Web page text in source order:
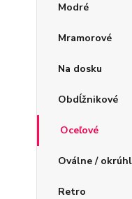
Modré
Mramorové
Na dosku
Obdĺžnikové
Oceľové
Oválne /
Retro